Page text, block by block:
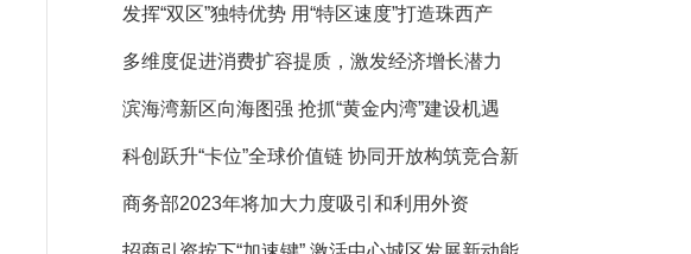
发挥“双区”独特优势 用“特区速度”打造珠西产
多维度促进消费扩容提质，激发经济增长潜力
滨海湾新区向海图强 抢抓“黄金内湾”建设机遇
科创跃升“卡位”全球价值链 协同开放构筑竞合新
商务部2023年将加大力度吸引和利用外资